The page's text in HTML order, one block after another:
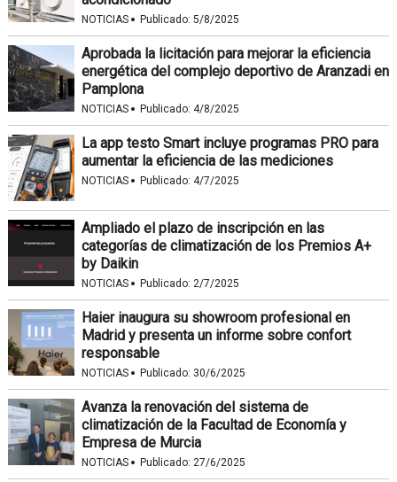
NOTICIAS · Publicado: 5/8/2025
Aprobada la licitación para mejorar la eficiencia
energética del complejo deportivo de Aranzadi en
Pamplona
NOTICIAS · Publicado: 4/8/2025
La app testo Smart incluye programas PRO para
aumentar la eficiencia de las mediciones
NOTICIAS · Publicado: 4/7/2025
Ampliado el plazo de inscripción en las
categorías de climatización de los Premios A+
by Daikin
NOTICIAS · Publicado: 2/7/2025
Haier inaugura su showroom profesional en
Madrid y presenta un informe sobre confort
responsable
NOTICIAS · Publicado: 30/6/2025
Avanza la renovación del sistema de
climatización de la Facultad de Economía y
Empresa de Murcia
NOTICIAS · Publicado: 27/6/2025